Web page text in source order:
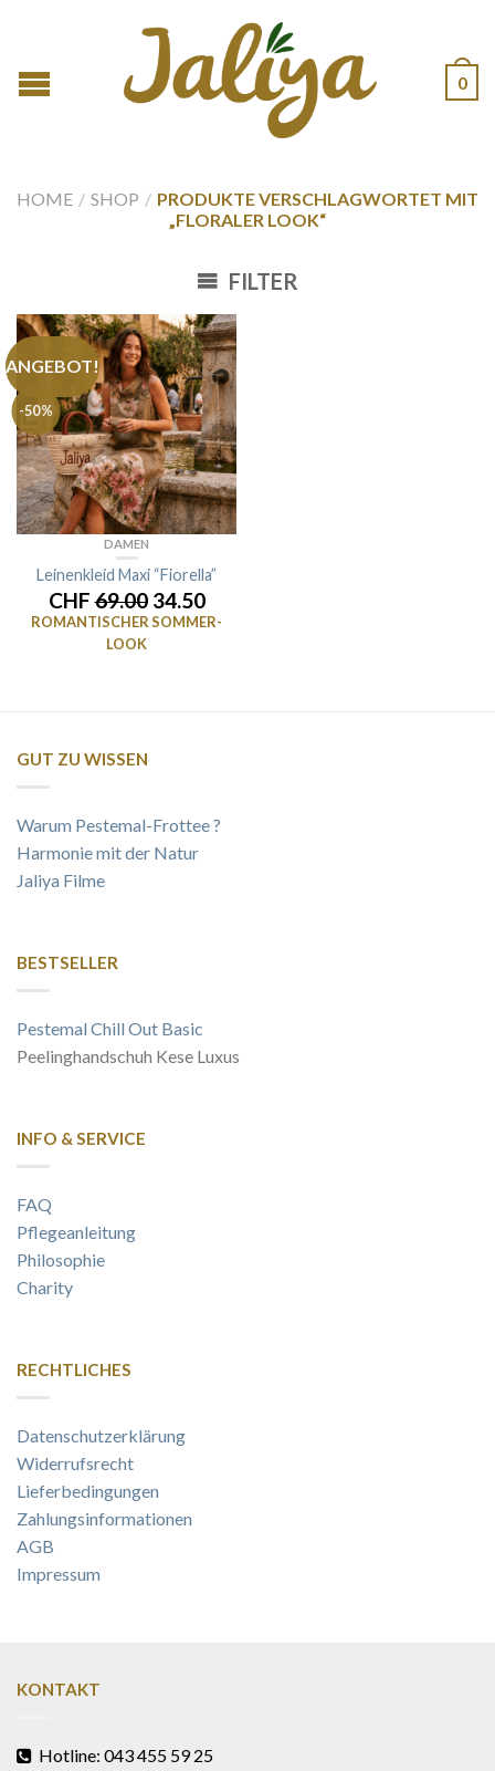
0
HOME / SHOP / PRODUKTE VERSCHLAGWORTET MIT
„FLORALER LOOK“
FILTER
-50%
ANGEBOT!
DAMEN
Leinenkleid Maxi “Fiorella”
CHF69.0034.50
ROMANTISCHER SOMMER-
LOOK
GUT ZU WISSEN
Warum Pestemal-Frottee ?
Harmonie mit der Natur
Jaliya Filme
BESTSELLER
Pestemal Chill Out Basic
Peelinghandschuh Kese Luxus
INFO & SERVICE
FAQ
Pflegeanleitung
Philosophie
Charity
RECHTLICHES
Datenschutzerklärung
Widerrufsrecht
Lieferbedingungen
Zahlungsinformationen
AGB
Impressum
KONTAKT
Hotline: 043 455 59 25